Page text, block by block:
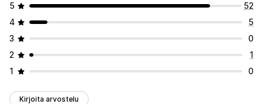
5
52
4
5
3
0
2
1
1
0
Kirjoita arvostelu